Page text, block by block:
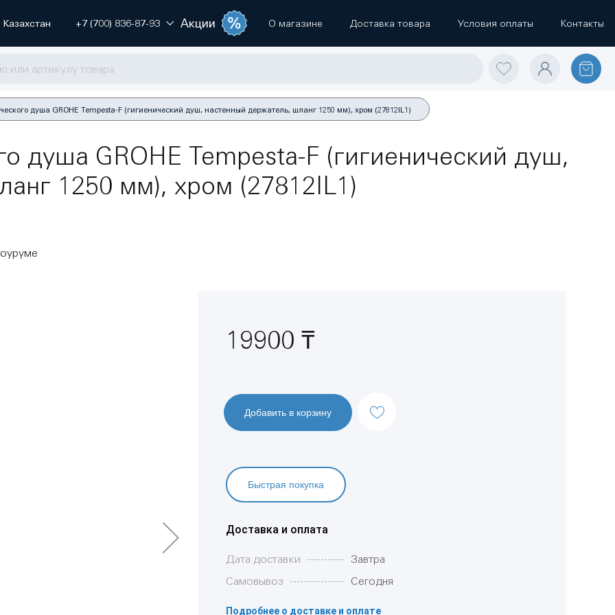
Казахстан +7 (700) 836-87-93 Акции О магазине Доставка товара Условия оплаты Контакты
душа GROHE Tempesta-F (гигиенический душ, настенный держатель, шланг 1250 мм), хром (27812IL1)
душа GROHE Tempesta-F (гигиенический душ,
1250 мм), хром (27812IL1)
19900 ₸
Добавить в корзину
Быстрая покупка
Доставка и оплата
Дата доставки
Завтра
Самовывоз
Сегодня
Подробнее о доставке и оплате